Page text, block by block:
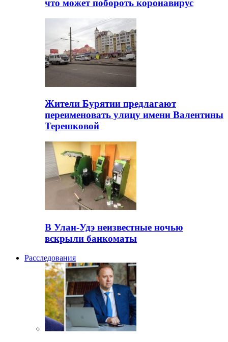
что может побороть коронавирус
Жители Бурятии предлагают
переименовать улицу имени Валентины
Терешковой
В Улан-Удэ неизвестные ночью
вскрыли банкоматы
Расследования